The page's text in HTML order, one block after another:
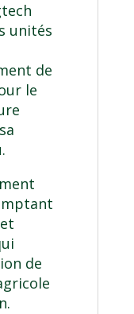
unités
de
le
de